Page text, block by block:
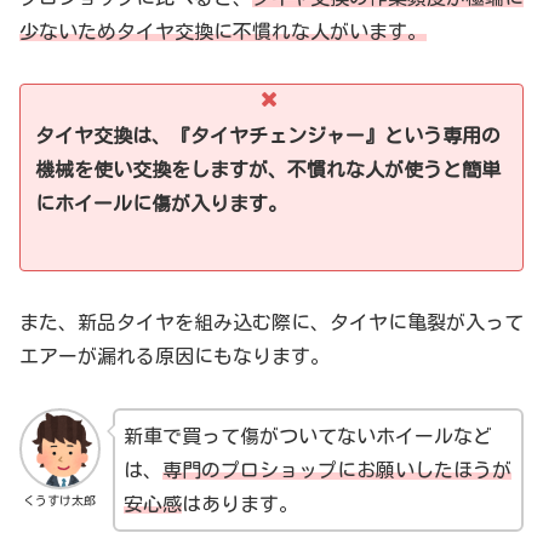
少ないためタイヤ交換に不慣れな人がいます。
タイヤ交換は、『タイヤチェンジャー』という専用の
機械を使い交換をしますが、不慣れな人が使うと簡単
にホイールに傷が入ります。
また、新品タイヤを組み込む際に、タイヤに亀裂が入って
エアーが漏れる原因にもなります。
くうすけ太郎
新車で買って傷がついてないホイールなど
は、 専門のプロショップにお願いしたほうが
安心感はあります。